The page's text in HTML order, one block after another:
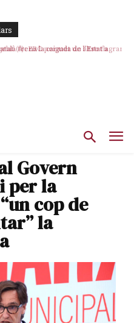
frena la caiguda de l’Estat a
(4): ERC permet un altre flagrant
Govern
per la
cop de
la